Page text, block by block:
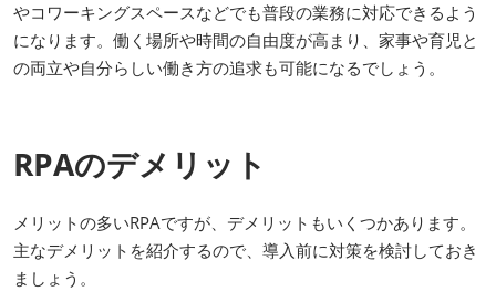
やコワーキングスペースなどでも普段の業務に対応できるよう
になります。働く場所や時間の自由度が高まり、家事や育児と
の両立や自分らしい働き方の追求も可能になるでしょう。
RPAのデメリット
メリットの多いRPAですが、デメリットもいくつかあります。
主なデメリットを紹介するので、導入前に対策を検討しておき
ましょう。